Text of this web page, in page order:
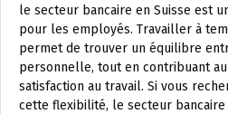
le secteur bancaire en Suisse est
pour les employés. Travailler à
permet de trouver un équilibre
personnelle, tout en contribuant
satisfaction au travail. Si vous
cette flexibilité, le secteur